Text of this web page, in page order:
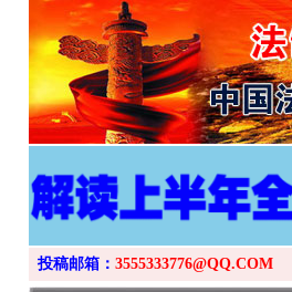
投稿邮箱： 3555333776@QQ.COM